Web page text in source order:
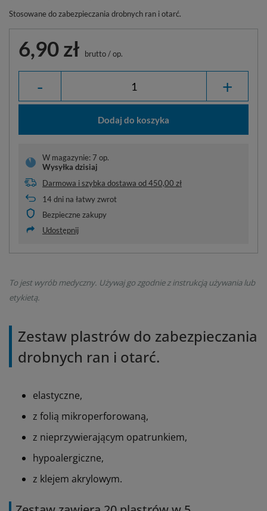
Stosowane do zabezpieczania drobnych ran i otarć.
6,90 zł brutto/op.
- +
Dodaj do koszyka
W magazynie: 7 op.
Wysyłka dzisiaj
Darmowa i szybka dostawa od450,00 zł
14dni na łatwy zwrot
Bezpieczne zakupy
Udostępnij
To jest wyrób medyczny. Używaj go zgodnie z instrukcją używania lub
etykietą.
Zestaw plastrów do zabezpieczania
drobnych ran i otarć.
elastyczne,
z folią mikroperforowaną,
z nieprzywierającym opatrunkiem,
hypoalergiczne,
z klejem akrylowym.